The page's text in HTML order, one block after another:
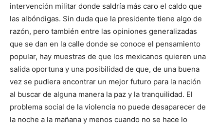
intervención militar donde saldría más caro el caldo que
las albóndigas. Sin duda que la presidente tiene algo de
razón, pero también entre las opiniones generalizadas
que se dan en la calle donde se conoce el pensamiento
popular, hay muestras de que los mexicanos quieren una
salida oportuna y una posibilidad de que, de una buena
vez se pudiera encontrar un mejor futuro para la nación
al buscar de alguna manera la paz y la tranquilidad. El
problema social de la violencia no puede desaparecer de
la noche a la mañana y menos cuando no se hace lo